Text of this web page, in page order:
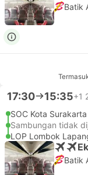
Batik
17:30 15:35+1
SOC Kota
LOP Lombok
Batik